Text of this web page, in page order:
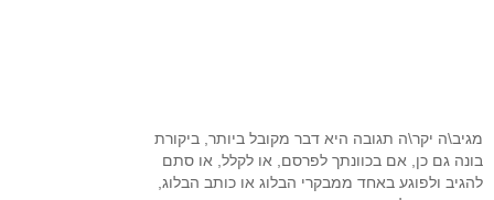
מגיב\ה יקר\ה תגובה היא דבר מקובל ביותר, ביקורת
בונה גם כן, אם בכוונתך לפרסם, או לקלל, או סתם
להגיב ולפוגע באחד ממבקרי הבלוג או כותב הבלוג,